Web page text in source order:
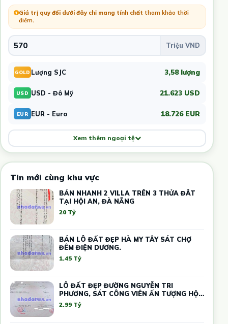
Giá trị quy đổi dưới đây chỉ mang tính chất tham khảo thời
điểm.
GOLD Lượng SJC 3,58 lượng
USD USD - Đô Mỹ 21.623 USD
EUR EUR - Euro 18.726 EUR
Xem thêm ngoại tệ
Tin mới cùng khu vực
BÁN NHANH 2 VILLA TRÊN 3 THỬA ĐÂT
TẠI HỘI AN, ĐÀ NẴNG
20 Tỷ
BÁN LÔ ĐẤT ĐẸP HÀ MY TÂY SÁT CHỢ
ĐÊM ĐIỆN DƯƠNG.
1.45 Tỷ
LÔ ĐẤT ĐẸP ĐƯỜNG NGUYỄN TRI
PHƯƠNG, SÁT CÔNG VIÊN ẤN TƯỢNG HỘI
AN
2.99 Tỷ